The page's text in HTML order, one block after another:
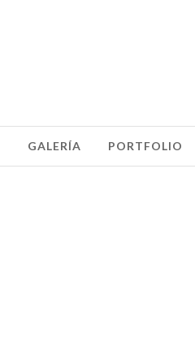
GALERÍA PORTFOLIO